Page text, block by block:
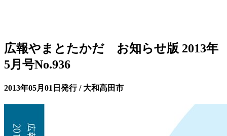
広報やまとたかだ お知らせ版 2013年
5月号No.936
2013年05月01日発行 / 大和高田市